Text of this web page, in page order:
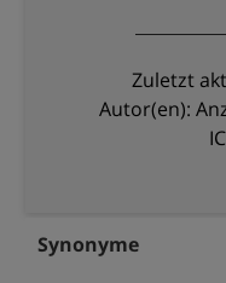
Zuletzt
Autor(en):
Synonyme